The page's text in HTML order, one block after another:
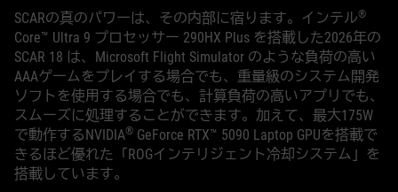
SCARの真のパワーは、その内部に宿ります。インテル®
Core™ Ultra 9 プロセッサー 290HX Plus を搭載した2026年の
SCAR 18 は、Microsoft Flight Simulator のような負荷の高い
AAAゲームをプレイする場合でも、重量級のシステム開発
ソフトを使用する場合でも、計算負荷の高いアプリでも、
スムーズに処理することができます。加えて、最大175W
で動作するNVIDIA® GeForce RTX™ 5090 Laptop GPUを搭載で
きるほど優れた「ROGインテリジェント冷却システム」を
搭載しています。